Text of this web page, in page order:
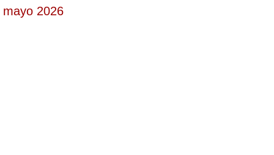
mayo 2026